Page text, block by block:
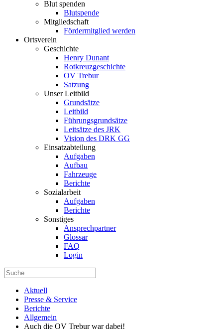
Blut spenden
Blutspende
Mitgliedschaft
Fördermitglied werden
Ortsverein
Geschichte
Henry Dunant
Rotkreuzgeschichte
OV Trebur
Satzung
Unser Leitbild
Grundsätze
Leitbild
Führungsgrundsätze
Leitsätze des JRK
Vision des DRK GG
Einsatzabteilung
Aufgaben
Aufbau
Fahrzeuge
Berichte
Sozialarbeit
Aufgaben
Berichte
Sonstiges
Ansprechpartner
Glossar
FAQ
Login
Aktuell
Presse & Service
Berichte
Allgemein
Auch die OV Trebur war dabei!